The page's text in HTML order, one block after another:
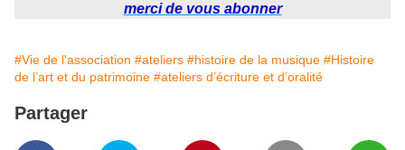
merci de vous abonner
#Vie de l'association #ateliers #histoire de la musique #Histoire
de l’art et du patrimoine #ateliers d’écriture et d’oralité
Partager